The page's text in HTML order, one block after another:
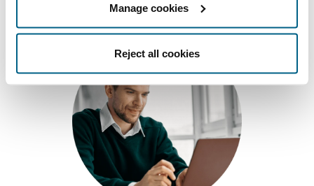
Manage cookies
Reject all cookies